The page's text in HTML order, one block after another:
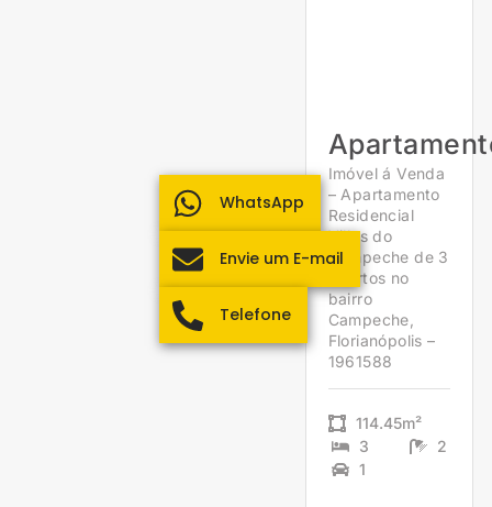
Imóvel á Venda
– Apartamento
Residencial
Villas do
Campeche de 3
quartos no
bairro
Campeche,
Florianópolis –
1961588
114.45m²
3
2
1
WhatsApp
Envie um E-mail
Telefone